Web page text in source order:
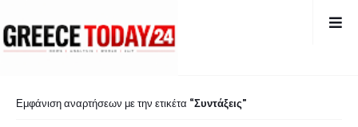
Εμφάνιση αναρτήσεων με την ετικέτα Συντάξεις